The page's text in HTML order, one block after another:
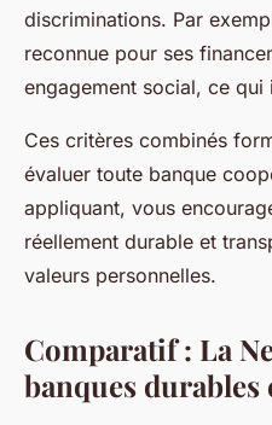
discriminations. Par
reconnue pour ses
engagement social, ce
Ces critères combinés
évaluer toute banque
appliquant, vous
réellement durable et
valeurs personnelles.
Comparatif : La
banques durables